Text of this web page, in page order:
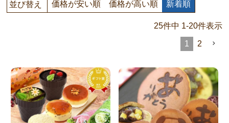
並び替え 価格が安い順 価格が高い順 新着順
25件中 1-20件表示
1 2